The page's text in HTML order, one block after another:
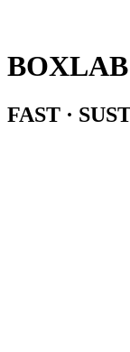
BOXLAB
FAST ·